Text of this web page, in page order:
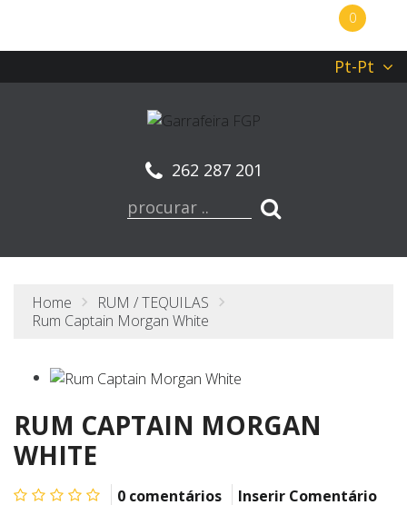
0
Pt-Pt
262 287 201
Home
RUM / TEQUILAS
Rum Captain Morgan White
RUM CAPTAIN MORGAN
WHITE
0 comentários Inserir Comentário